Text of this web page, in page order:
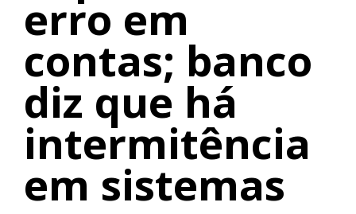
erro em
contas; banco
diz que há
intermitência
em sistemas